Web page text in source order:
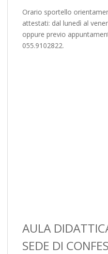
Orario sportello
attestati: dal lunedì al
oppure previo
055.9102822.
AULA
SEDE DI